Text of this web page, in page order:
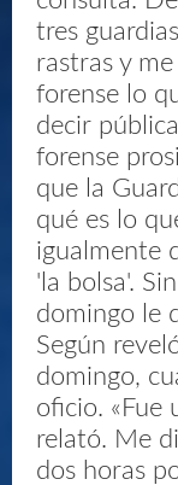
tres
rastras y
forense lo
decir
forense
que la
qué es lo
igualmente
'la bolsa'.
domingo le
Según
domingo,
oficio. «Fue
relató­. Me
dos horas